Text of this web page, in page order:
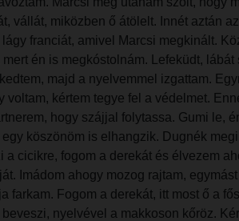
vállát, miközben ő átölelt. Innét aztán
franciát, amivel Marcsi megkinált.
én is megkóstolnám. Lefeküdt,
majd a nyelvemmel izgattam.
voltam, kértem tegye fel a védelmet.
hogy szájjal folytassa. Gumi le,
köszönöm is elhangzik. Dugnék
a cicikre, fogom a derekát és élvezem
Imádom ahogy mozog rajtam,
farkam. Fogom a derekát, itt most ő a
nyelvével a makkoson kőröz.